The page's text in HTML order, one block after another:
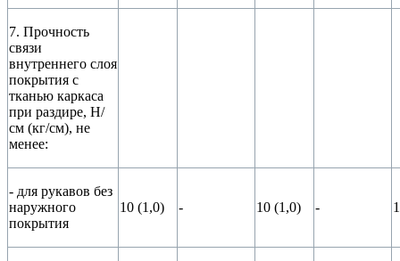
7. Прочность
связи
внутреннего слоя
покрытия с
тканью каркаса
при раздире, Н/
см (кг/см), не
менее:
- для рукавов без
наружного
покрытия
10 (1,0) - 10 (1,0) -